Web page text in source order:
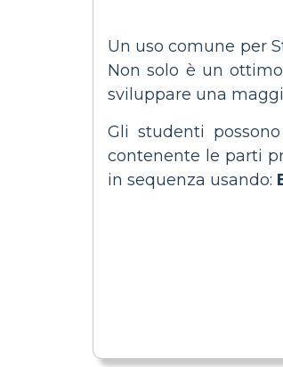
Un uso comune per
Non solo è un
sviluppare una
Gli studenti
contenente le parti
in sequenza usando: